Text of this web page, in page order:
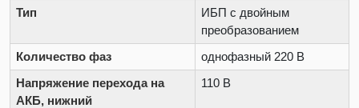
Тип
ИБП с двойным
преобразованием
Количество фаз
однофазный 220 В
Напряжение перехода на
АКБ, нижний
110 В